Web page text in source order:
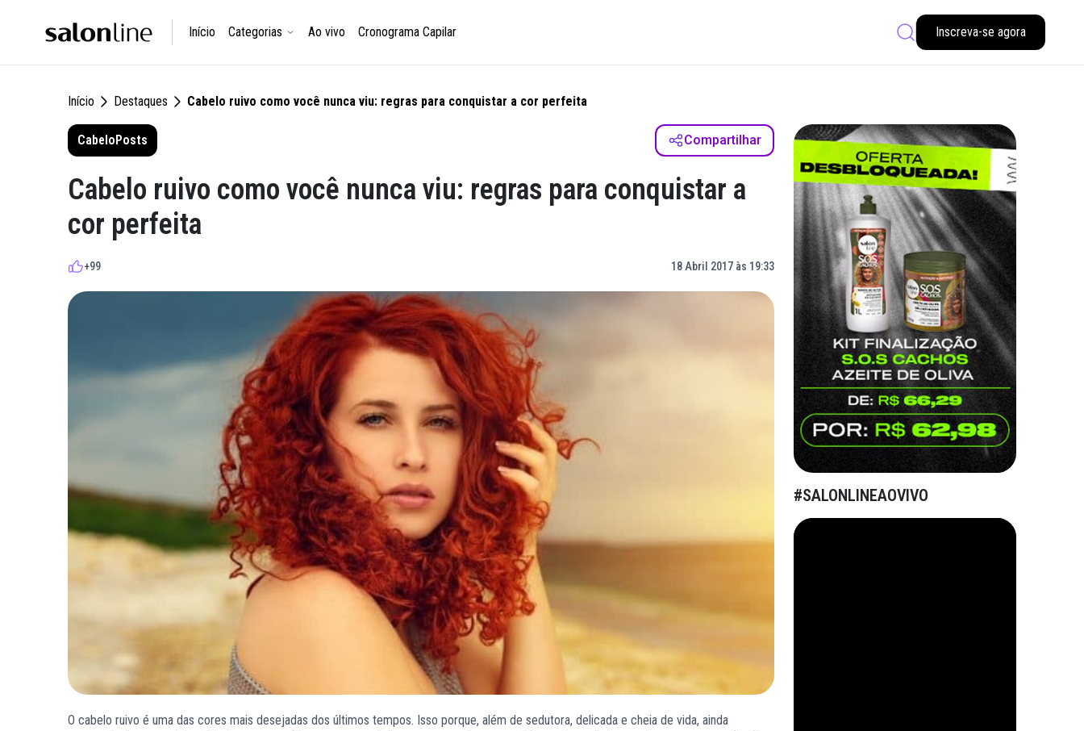
Início Categorias Ao vivo Cronograma Capilar Inscreva-se agora
Início Destaques Cabelo ruivo como você nunca viu: regras para conquistar a cor perfeita
CabeloPosts Compartilhar
Cabelo ruivo como você nunca viu: regras para conquistar a
cor perfeita
+99 18 Abril 2017 às 19:33
O cabelo ruivo é uma das cores mais desejadas dos últimos tempos. Isso porque, além de sedutora, delicada e cheia de vida, ainda
#SALONLINEAOVIVO